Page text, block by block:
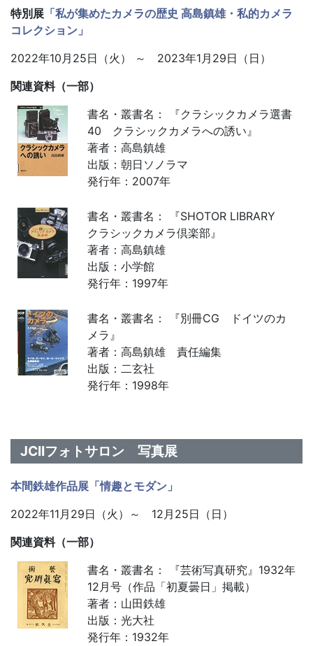
特別展 「私が集めたカメラの歴史 高島鎮雄・私的カメラ
コレクション 」
2022年10月25日（火） ～ 2023年1月29日（日）
関連資料（一部）
書名・叢書名： 『クラシックカメラ選書
40 クラシックカメラへの誘い』
著者：高島鎮雄
出版：朝日ソノラマ
発行年：2007年
書名・叢書名： 『SHOTOR LIBRARY
クラシックカメラ倶楽部』
著者：高島鎮雄
出版：小学館
発行年：1997年
書名・叢書名： 『別冊CG ドイツのカ
メラ』
著者：高島鎮雄 責任編集
出版：二玄社
発行年：1998年
JCIIフォトサロン 写真展
本間鉄雄作品展「情趣とモダン」
2022年11月29日（火）～ 12月25日（日）
関連資料（一部）
書名・叢書名： 『芸術写真研究』1932年
12月号（作品「初夏曇日」掲載）
著者：山田鉄雄
出版：光大社
発行年：1932年